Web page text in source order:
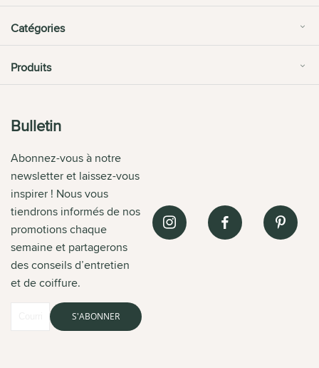
Catégories
Produits
Bulletin
Abonnez-vous à notre
newsletter et laissez-vous
inspirer ! Nous vous
tiendrons informés de nos
promotions chaque
semaine et partagerons
des conseils d’entretien
et de coiffure.
S'ABONNER